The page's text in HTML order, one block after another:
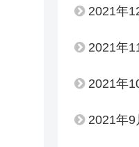
2021年
2021年
2021年
2021年9